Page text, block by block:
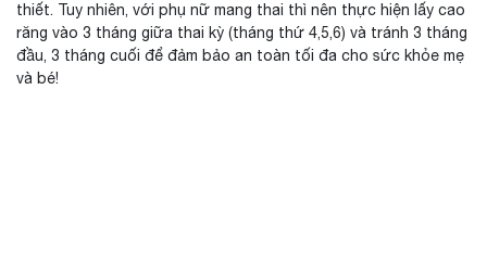
thiết. Tuy nhiên, với phụ nữ mang thai thì nên thực hiện lấy cao
răng vào 3 tháng giữa thai kỳ (tháng thứ 4,5,6) và tránh 3 tháng
đầu, 3 tháng cuối để đảm bảo an toàn tối đa cho sức khỏe mẹ
và bé!